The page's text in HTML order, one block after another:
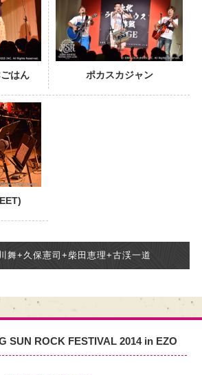
はん ポカスカジャン
舞+久保憲司+柴田恵理+古渓一道
SUN ROCK FESTIVAL 2014 in EZO